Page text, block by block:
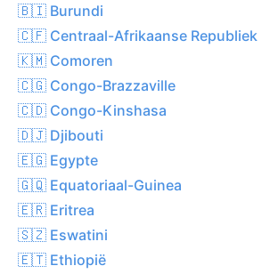
🇧🇮 Burundi
🇨🇫 Centraal-Afrikaanse Republiek
🇰🇲 Comoren
🇨🇬 Congo-Brazzaville
🇨🇩 Congo-Kinshasa
🇩🇯 Djibouti
🇪🇬 Egypte
🇬🇶 Equatoriaal-Guinea
🇪🇷 Eritrea
🇸🇿 Eswatini
🇪🇹 Ethiopië